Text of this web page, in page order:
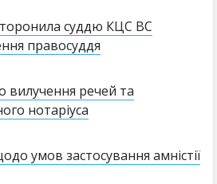
суддю КЦС ВС
правосуддя
вилучення речей та
нотаріуса
умов застосування амністії